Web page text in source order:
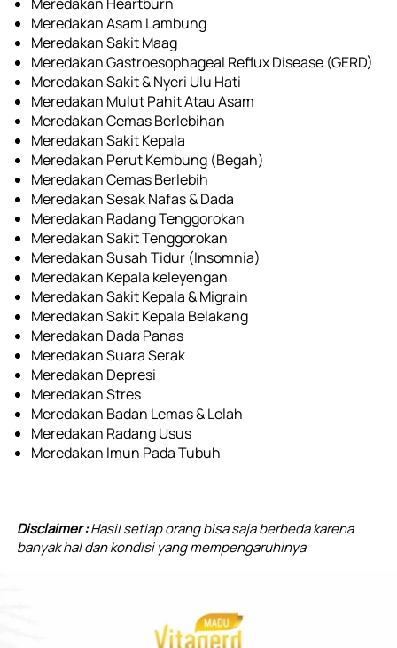
Meredakan Asam Lambung
Meredakan Sakit Maag
Meredakan Gastroesophageal Reflux Disease (GERD)
Meredakan Sakit & Nyeri Ulu Hati
Meredakan Mulut Pahit Atau Asam
Meredakan Cemas Berlebihan
Meredakan Sakit Kepala
Meredakan Perut Kembung (Begah)
Meredakan Cemas Berlebih
Meredakan Sesak Nafas & Dada
Meredakan Radang Tenggorokan
Meredakan Sakit Tenggorokan
Meredakan Susah Tidur (Insomnia)
Meredakan Kepala keleyengan
Meredakan Sakit Kepala & Migrain
Meredakan Sakit Kepala Belakang
Meredakan Dada Panas
Meredakan Suara Serak
Meredakan Depresi
Meredakan Stres
Meredakan Badan Lemas & Lelah
Meredakan Radang Usus
Meredakan Imun Pada Tubuh
Disclaimer : Hasil setiap orang bisa saja berbeda karena
banyak hal dan kondisi yang mempengaruhinya